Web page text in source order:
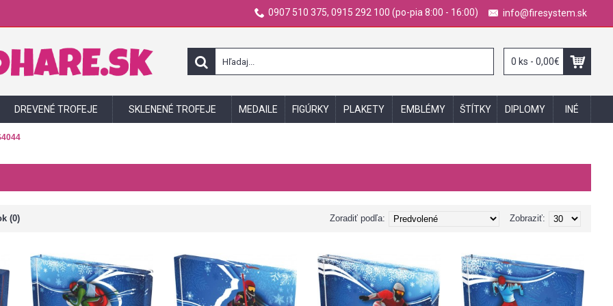
0907 510 375, 0915 292 100 (po-pia 8:00 - 16:00) info@firesystem.sk
0 ks - 0,00€
DREVENÉ TROFEJE SKLENENÉ TROFEJE MEDAILE FIGÚRKY PLAKETY EMBLÉMY ŠTÍTKY DIPLOMY INÉ
(0) Zobraziť:
Zoradiť podľa: